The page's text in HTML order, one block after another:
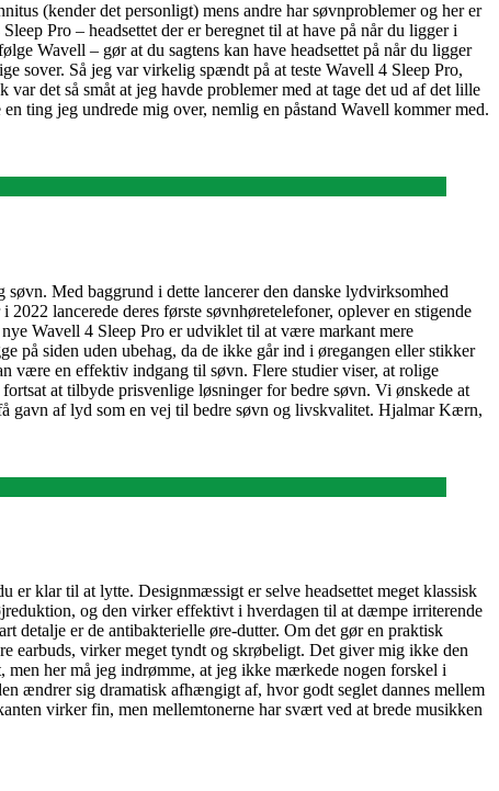
(kender det personligt) mens andre har søvnproblemer og her er
Pro – headsettet der er beregnet til at have på når du ligger i
Wavell – gør at du sagtens kan have headsettet på når du ligger
sover. Så jeg var virkelig spændt på at teste Wavell 4 Sleep Pro,
det så småt at jeg havde problemer med at tage det ud af det lille
ting jeg undrede mig over, nemlig en påstand Wavell kommer med.
Med baggrund i dette lancerer den danske lydvirksomhed
lancerede deres første søvnhøretelefoner, oplever en stigende
Wavell 4 Sleep Pro er udviklet til at være markant mere
på siden uden ubehag, da de ikke går ind i øregangen eller stikker
være en effektiv indgang til søvn. Flere studier viser, at rolige
at tilbyde prisvenlige løsninger for bedre søvn. Vi ønskede at
gavn af lyd som en vej til bedre søvn og livskvalitet. Hjalmar Kærn,
er klar til at lytte. Designmæssigt er selve headsettet meget klassisk
og den virker effektivt i hverdagen til at dæmpe irriterende
detalje er de antibakterielle øre-dutter. Om det gør en praktisk
earbuds, virker meget tyndt og skrøbeligt. Det giver mig ikke den
her må jeg indrømme, at jeg ikke mærkede nogen forskel i
ændrer sig dramatisk afhængigt af, hvor godt seglet dannes mellem
virker fin, men mellemtonerne har svært ved at brede musikken